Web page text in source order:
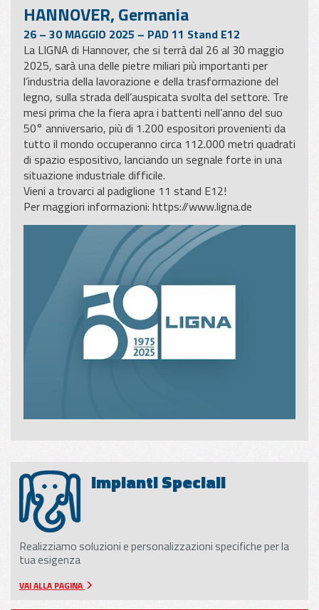
HANNOVER, Germania
26 – 30 MAGGIO 2025 – PAD 11 Stand E12
La LIGNA di Hannover, che si terrà dal 26 al 30 maggio
2025, sarà una delle pietre miliari più importanti per
l’industria della lavorazione e della trasformazione del
legno, sulla strada dell’auspicata svolta del settore. Tre
mesi prima che la fiera apra i battenti nell’anno del suo
50° anniversario, più di 1.200 espositori provenienti da
tutto il mondo occuperanno circa 112.000 metri quadrati
di spazio espositivo, lanciando un segnale forte in una
situazione industriale difficile.
Vieni a trovarci al padiglione 11 stand E12!
Per maggiori informazioni: https://www.ligna.de
Impianti Speciali
Realizziamo soluzioni e personalizzazioni specifiche per la
tua esigenza
VAI ALLA PAGINA